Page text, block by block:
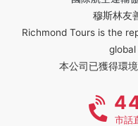
穆斯林友
Richmond Tours is the
本公司已獲得環
市話